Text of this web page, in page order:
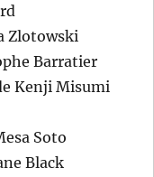
Zlotowski
Barratier
Kenji Misumi
Soto
Black